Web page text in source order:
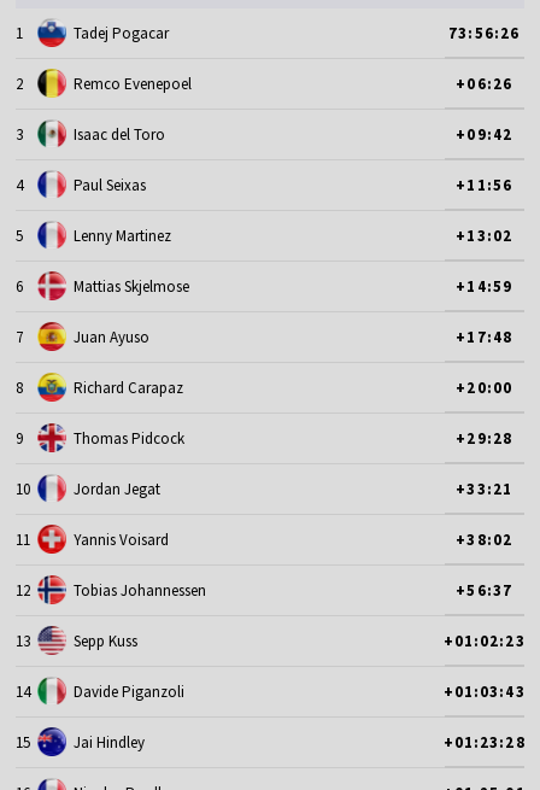
1 Tadej Pogacar 73:56:26
2 Remco Evenepoel +06:26
3 Isaac del Toro +09:42
4 Paul Seixas +11:56
5 Lenny Martinez +13:02
6 Mattias Skjelmose +14:59
7 Juan Ayuso +17:48
8 Richard Carapaz +20:00
9 Thomas Pidcock +29:28
10 Jordan Jegat +33:21
11 Yannis Voisard +38:02
12 Tobias Johannessen +56:37
13 Sepp Kuss +01:02:23
14 Davide Piganzoli +01:03:43
15 Jai Hindley +01:23:28